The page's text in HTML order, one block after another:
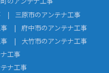
三原市のアンテナ工事
府中市のアンテナ工事
大竹市のアンテナ工事
工事
ナ工事